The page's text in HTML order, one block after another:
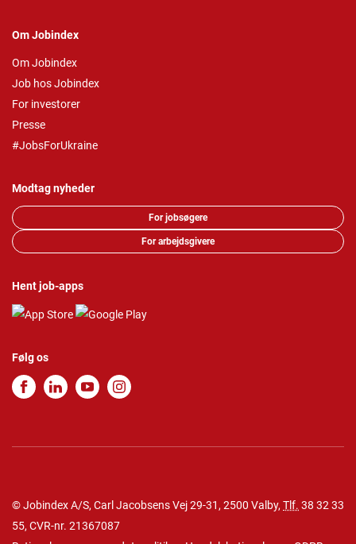
Om Jobindex
Om Jobindex
Job hos Jobindex
For investorer
Presse
#JobsForUkraine
Modtag nyheder
For jobsøgere
For arbejdsgivere
Hent job-apps
Følg os
© Jobindex A/S, Carl Jacobsens Vej 29-31, 2500 Valby, Tlf. 38 32 33
55, CVR-nr. 21367087